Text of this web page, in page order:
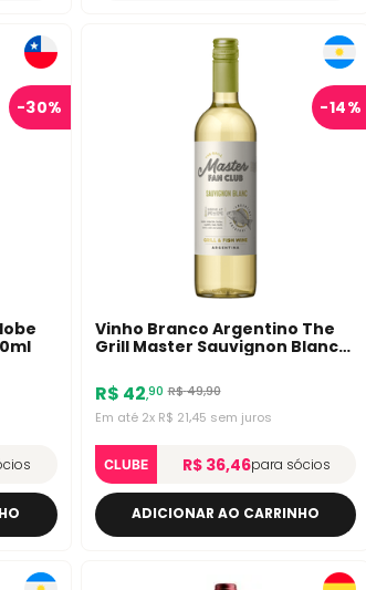
-30% -14%
Vinho Branco Argentino The
Grill Master Sauvignon Blanc
R$ 42,90 R$49,90
Em até 2x R$ 21,45 sem juros
CLUBE R$ 36,46para sócios
ADICIONAR AO CARRINHO